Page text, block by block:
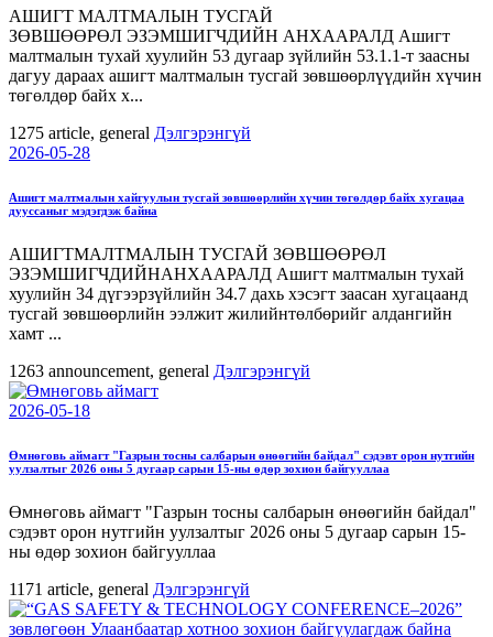
АШИГТ МАЛТМАЛЫН ТУСГАЙ
ЗӨВШӨӨРӨЛ ЭЗЭМШИГЧДИЙН АНХААРАЛД Ашигт
малтмалын тухай хуулийн 53 дугаар зүйлийн 53.1.1-т заасны
дагуу дараах ашигт малтмалын тусгай зөвшөөрлүүдийн хүчин
төгөлдөр байх х...
1275 article, general Дэлгэрэнгүй
2026-05-28
Ашигт малтмалын хайгуулын тусгай зөвшөөрлийн хүчин төгөлдөр байх хугацаа
дууссаныг мэдэгдэж байна
АШИГТМАЛТМАЛЫН ТУСГАЙ ЗӨВШӨӨРӨЛ
ЭЗЭМШИГЧДИЙНАНХААРАЛД Ашигт малтмалын тухай
хуулийн 34 дүгээрзүйлийн 34.7 дахь хэсэгт заасан хугацаанд
тусгай зөвшөөрлийн ээлжит жилийнтөлбөрийг алдангийн
хамт ...
1263 announcement, general Дэлгэрэнгүй
2026-05-18
Өмнөговь аймагт "Газрын тосны салбарын өнөөгийн байдал" сэдэвт орон нутгийн
уулзалтыг 2026 оны 5 дугаар сарын 15-ны өдөр зохион байгууллаа
Өмнөговь аймагт "Газрын тосны салбарын өнөөгийн байдал"
сэдэвт орон нутгийн уулзалтыг 2026 оны 5 дугаар сарын 15-
ны өдөр зохион байгууллаа
1171 article, general Дэлгэрэнгүй